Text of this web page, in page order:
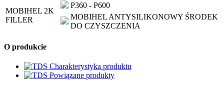
MOBIHEL 2K
FILLER
P360 - P600
MOBIHEL ANTYSILIKONOWY ŚRODEK
DO CZYSZCZENIA
O produkcie
Charakterystyka produktu
Powiązane produkty